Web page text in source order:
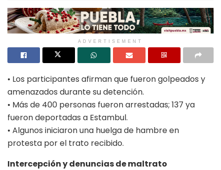
ADVERTISEMENT
• Los participantes afirman que fueron golpeados y
amenazados durante su detención.
• Más de 400 personas fueron arrestadas; 137 ya
fueron deportadas a Estambul.
• Algunos iniciaron una huelga de hambre en
protesta por el trato recibido.
Intercepción y denuncias de maltrato